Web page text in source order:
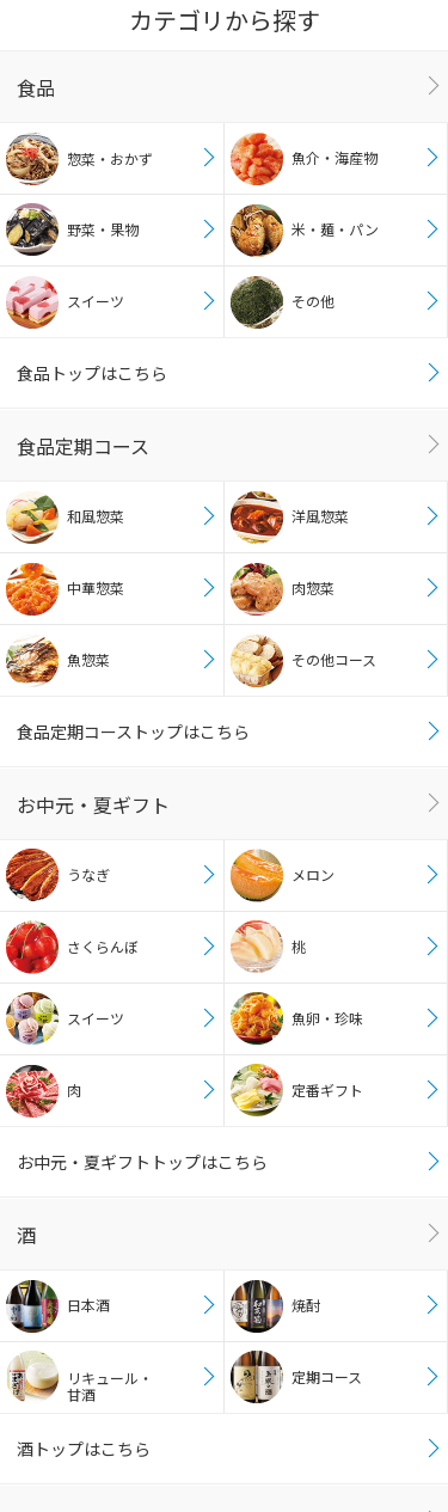
カテゴリから探す
食品
惣菜・おかず 魚介・海産物
野菜・果物 米・麺・パン
スイーツ その他
食品トップはこちら
食品定期コース
和風惣菜 洋風惣菜
中華惣菜 肉惣菜
魚惣菜 その他コース
食品定期コーストップはこちら
お中元・夏ギフト
うなぎ メロン
さくらんぼ 桃
スイーツ 魚卵・珍味
肉 定番ギフト
お中元・夏ギフトトップはこちら
酒
日本酒 焼酎
リキュール・
甘酒
定期コース
酒トップはこちら